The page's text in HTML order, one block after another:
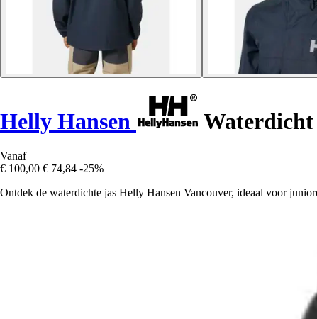
Helly Hansen
Vanaf
€ 100,00 € 74,84 -25%
Ontdek de waterdichte jas Helly Hansen Vancouver, ideaal voor